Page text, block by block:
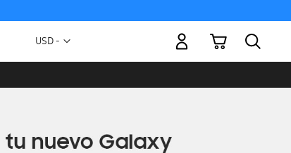
Moneda
USD -
Mi carrito